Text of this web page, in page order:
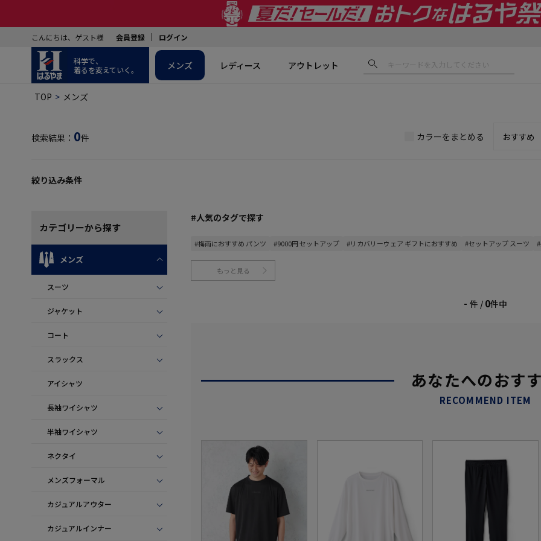
こんにちは、ゲスト様 会員登録 ログイン
科学で、
着るを変えていく。
メンズ レディース アウトレット
TOP メンズ
検索結果： 0件 カラーをまとめる
絞り込み条件
カテゴリーから探す
メンズ
スーツ
ジャケット
コート
スラックス
アイシャツ
長袖ワイシャツ
半袖ワイシャツ
ネクタイ
メンズフォーマル
カジュアルアウター
カジュアルインナー
#人気のタグで探す
#梅雨におすすめ パンツ #9000円 セットアップ #リカバリーウェア ギフトにおすすめ #セットアップ スーツ
もっと見る
- 件 / 0件中
あなたへのおす
RECOMMEND ITEM